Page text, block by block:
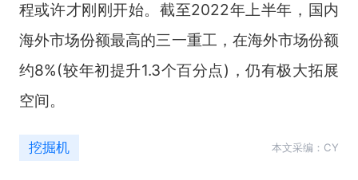
程或许才刚刚开始。截至2022年上半年，国内
海外市场份额最高的三一重工，在海外市场份额
约8%(较年初提升1.3个百分点)，仍有极大拓展
空间。
挖掘机 本文采编：CY